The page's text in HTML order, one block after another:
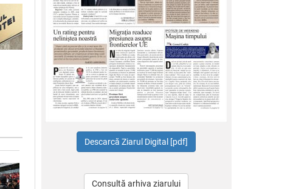
Consultă arhiva ziarului